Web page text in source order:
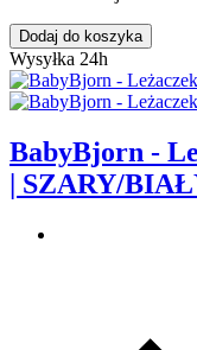
Dodaj do koszyka
Wysyłka 24h
BabyBjorn -
| SZARY/